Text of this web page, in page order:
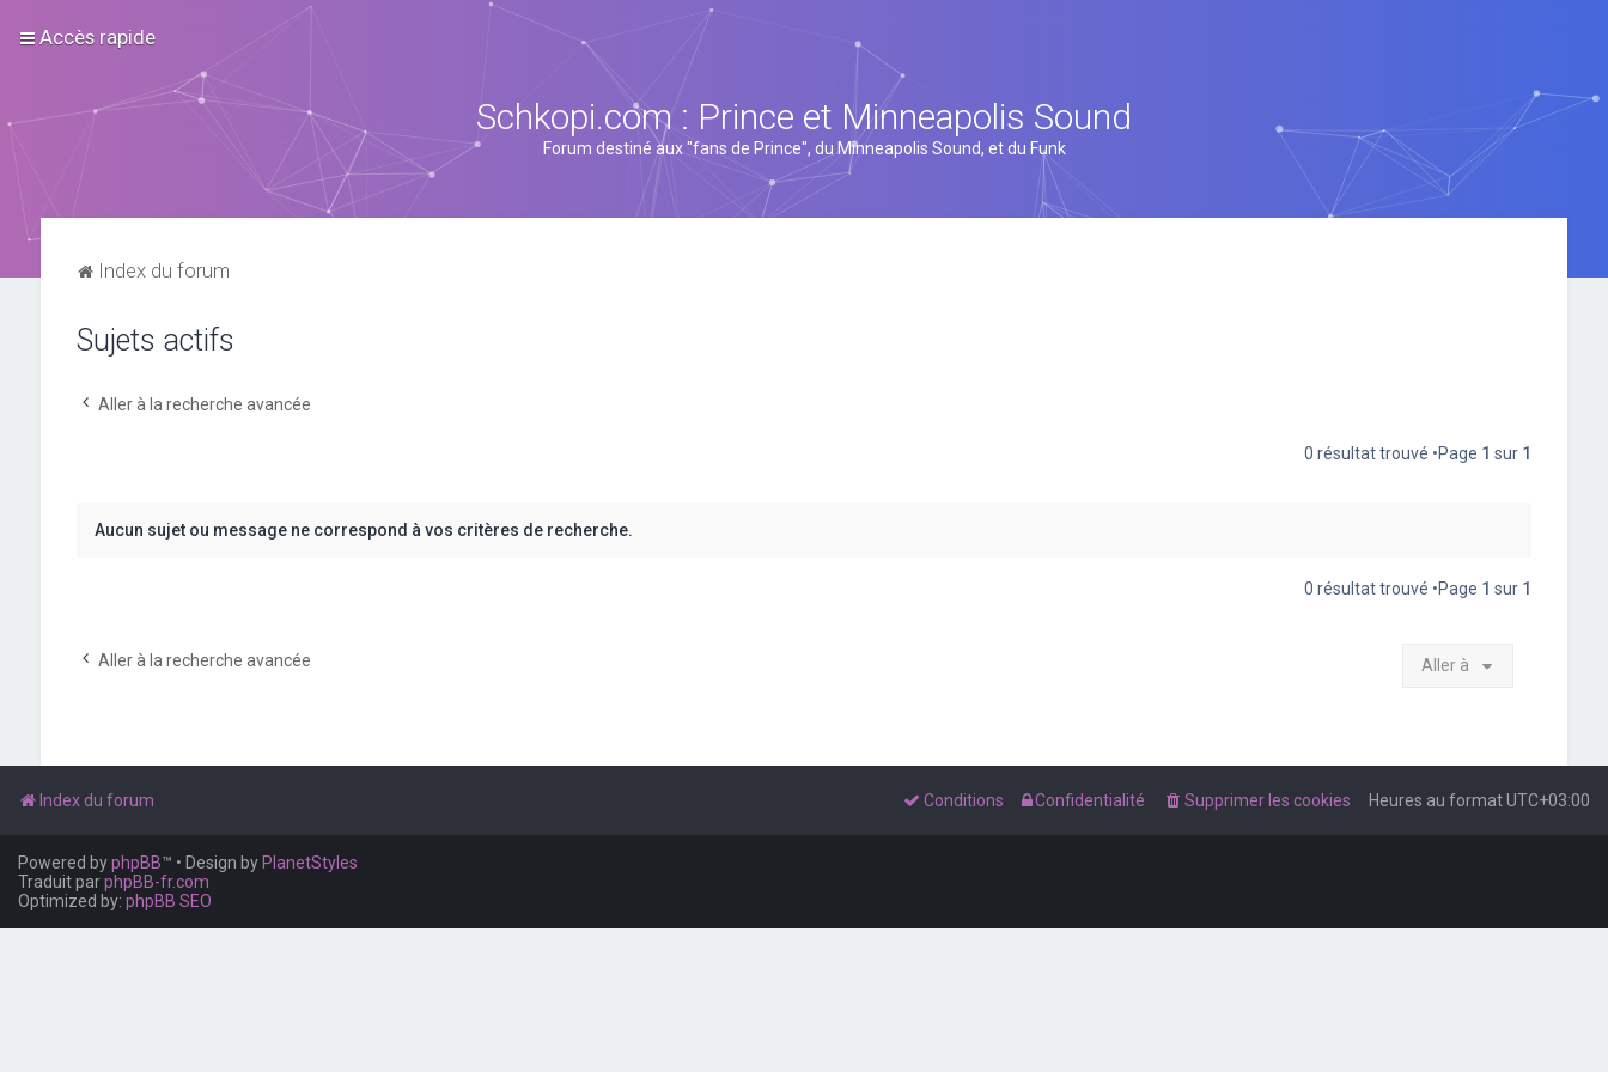
Accès rapide
Schkopi.com : Prince et Minneapolis Sound
Forum destiné aux "fans de Prince", du Minneapolis Sound, et du Funk
Index du forum
Sujets actifs
Aller à la recherche avancée
0 résultat trouvé •Page 1 sur 1
Aucun sujet ou message ne correspond à vos critères de recherche.
0 résultat trouvé •Page 1 sur 1
Aller à la recherche avancée Aller à
Index du forum Heures au formatUTC+03:00
Supprimer les cookies
Confidentialité
Conditions
Powered byphpBB™ • Design by PlanetStyles
Traduit parphpBB-fr.com
Optimized by: phpBB SEO